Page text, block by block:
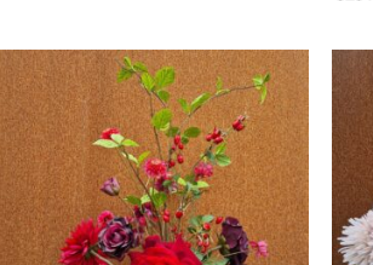
Toevoegen
aan
verlanglijst